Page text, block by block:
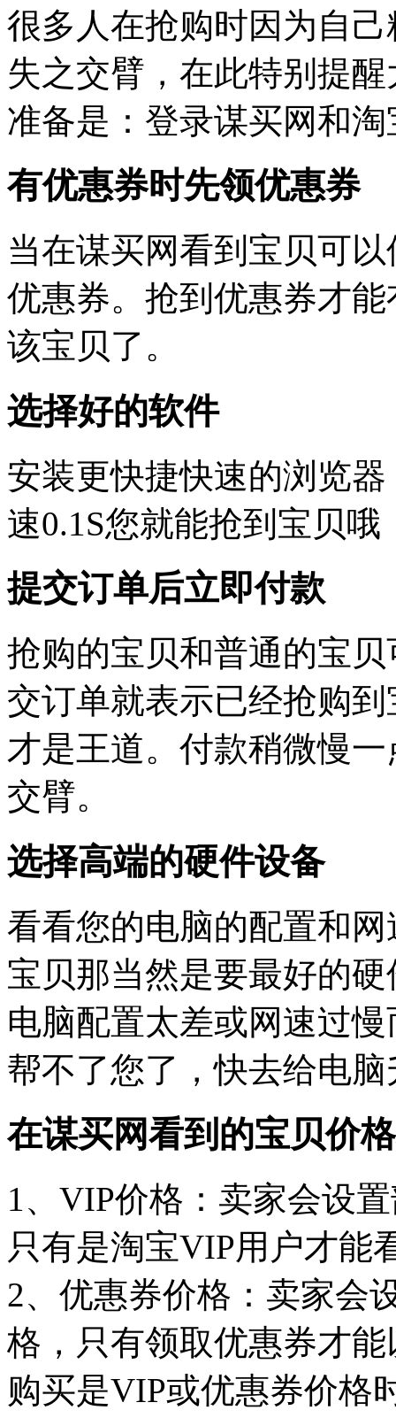
很多人在抢购时因为自
失之交臂，在此特别提
准备是：登录谋买网和
有优惠券时先领优惠券
当在谋买网看到宝贝可
优惠券。抢到优惠券才
该宝贝了。
选择好的软件
安装更快捷快速的浏览
速0.1S您就能抢到宝贝哦
提交订单后立即付款
抢购的宝贝和普通的宝
交订单就表示已经抢购
才是王道。付款稍微慢
交臂。
选择高端的硬件设备
看看您的电脑的配置和
宝贝那当然是要最好的
电脑配置太差或网速过
帮不了您了，快去给电
在谋买网看到的宝贝价
1、VIP价格：卖家会设
只有是淘宝VIP用户才能
2、优惠券价格：卖家会
格，只有领取优惠券才
购买是VIP或优惠券价格